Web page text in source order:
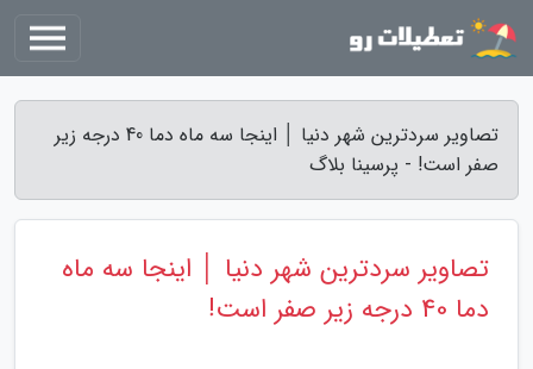
تصاویر سردترین شهر دنیا │ اینجا سه ماه دما 40 درجه زیر
صفر است! - پرسینا بلاگ
تصاویر سردترین شهر دنیا │ اینجا سه ماه
دما 40 درجه زیر صفر است!